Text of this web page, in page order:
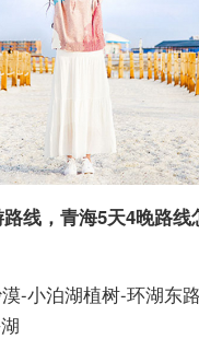
线，青海5天4晚路线
-小泊湖植树-环湖东